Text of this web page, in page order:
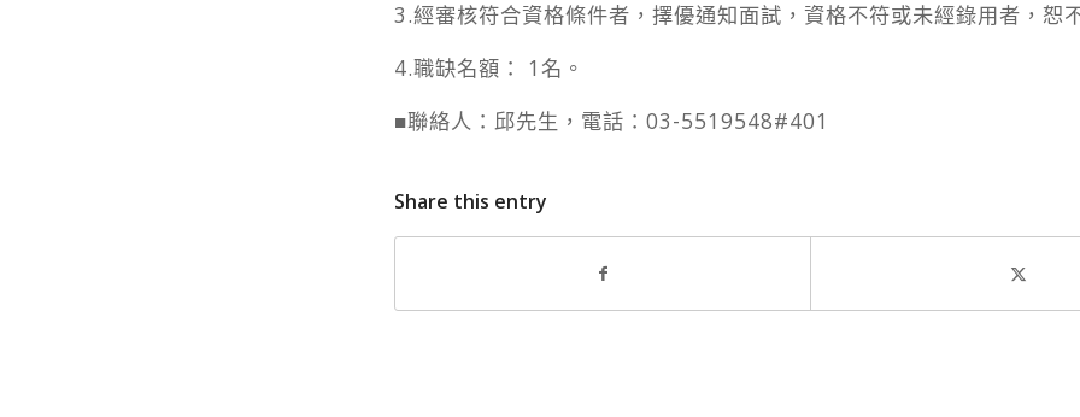
3.經審核符合資格條件者，擇優通知面試，資格不符或未經錄用者，恕
4.職缺名額： 1名。
■聯絡人：邱先生，電話：03-5519548#401
Share this entry